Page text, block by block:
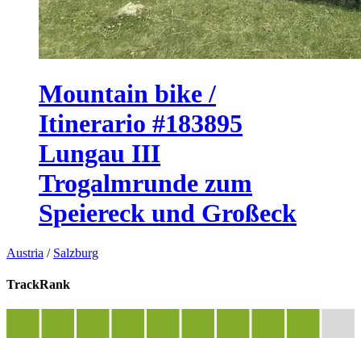
Mountain bike /
Itinerario #183895
Lungau III
Trogalmrunde zum
Speiereck und Großeck
Austria / Salzburg
TrackRank